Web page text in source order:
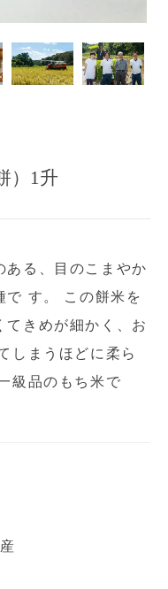
）1升
ある、目のこまやか
で す。 この餅米を
てきめが細かく、お
しまうほどに柔ら
級品のもち米で